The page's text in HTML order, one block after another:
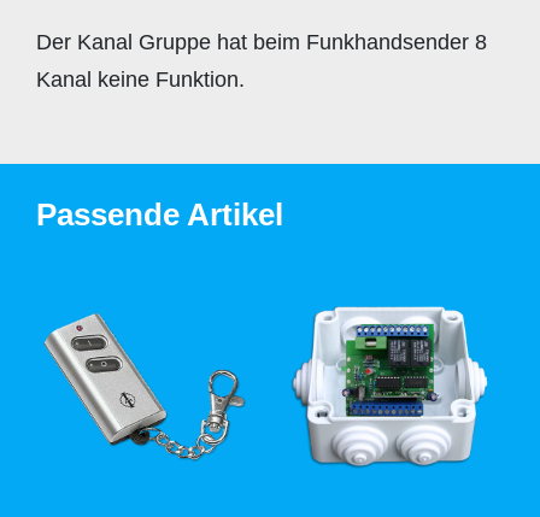
Der Kanal Gruppe hat beim Funkhandsender 8
Kanal keine Funktion.
Passende Artikel